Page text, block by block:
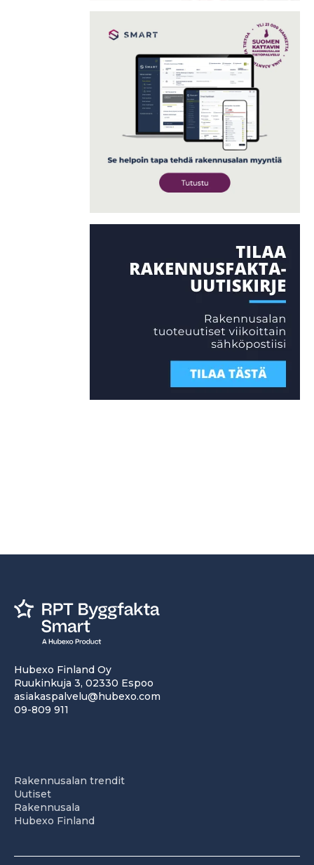
Hubexo Finland Oy
Ruukinkuja 3, 02330 Espoo
asiakaspalvelu@hubexo.com
09-809 911
Rakennusalan trendit
Uutiset
Rakennusala
Hubexo Finland